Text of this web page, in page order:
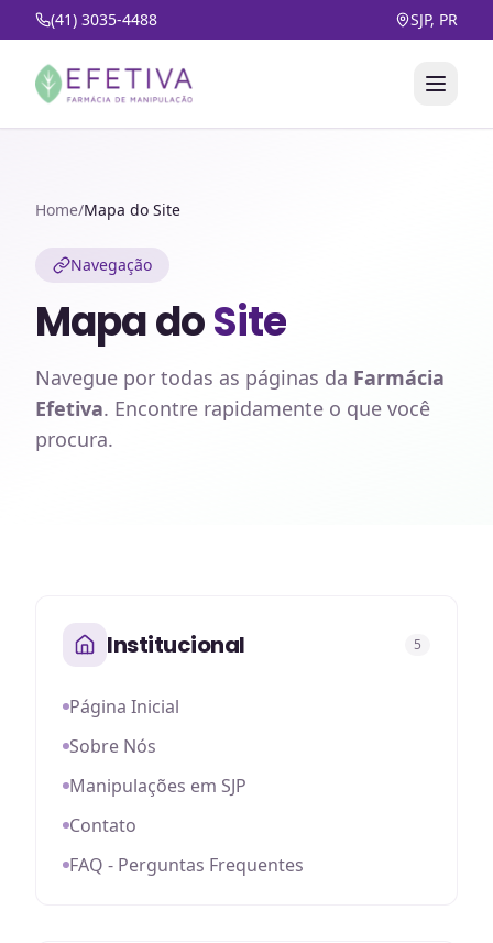
(41) 3035-4488 SJP, PR
Home/Mapa do Site
Navegação
Mapa doSite
Navegue por todas as páginas da Farmácia
Efetiva. Encontre rapidamente o que você
procura.
Institucional 5
Página Inicial
Sobre Nós
Manipulações em SJP
Contato
FAQ - Perguntas Frequentes